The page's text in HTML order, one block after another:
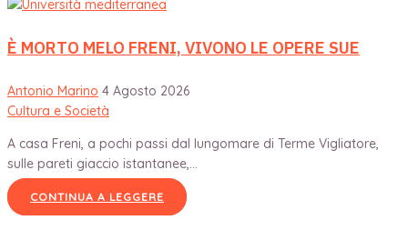
È MORTO MELO FRENI, VIVONO LE OPERE SUE
Antonio Marino 4 Agosto 2026
Cultura e Società
A casa Freni, a pochi passi dal lungomare di Terme Vigliatore,
sulle pareti giaccio istantanee,...
CONTINUA A LEGGERE